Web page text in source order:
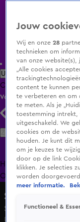
Uitzending Gemist
ClipsFilmsRadio
Volg KIJK
Zoeken
HomeUitzending
Oranjezomer
Shownieuws
Shownieuws-
Di 12 mei, 23:47
Jouw
Wij en onze28
technieken om
van onze
„Alle cookies
content te kunnen
te verbeteren en om
te meten. Als je
toestemming intrekt,
uitgeschakeld. We
cookies om de
houden. Je kunt dit
om je keuzes te
door op de link
klikken. Je selecties
worden
meer informatie.
Functioneel &